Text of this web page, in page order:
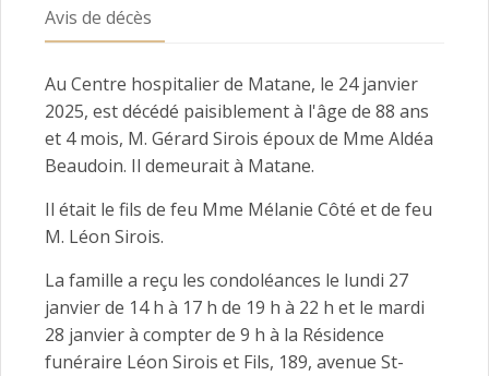
Avis de décès
Au Centre hospitalier de Matane, le 24 janvier
2025, est décédé paisiblement à l'âge de 88 ans
et 4 mois, M. Gérard Sirois époux de Mme Aldéa
Beaudoin. Il demeurait à Matane.
Il était le fils de feu Mme Mélanie Côté et de feu
M. Léon Sirois.
La famille a reçu les condoléances le lundi 27
janvier de 14 h à 17 h de 19 h à 22 h et le mardi
28 janvier à compter de 9 h à la Résidence
funéraire Léon Sirois et Fils, 189, avenue St-